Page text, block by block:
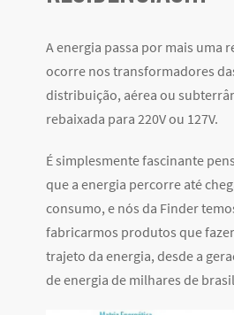
A energia passa por mais uma
ocorre nos transformadores
distribuição, aérea ou
rebaixada para 220V ou 127V.
É simplesmente fascinante
que a energia percorre até
consumo, e nós da Finder
fabricarmos produtos que
trajeto da energia, desde a
de energia de milhares de